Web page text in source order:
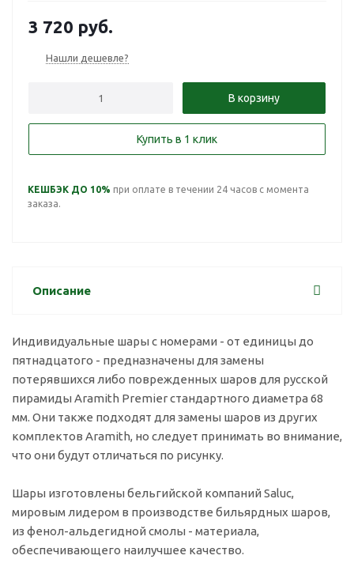
3 720 руб.
Нашли дешевле?
В корзину
Купить в 1 клик
КЕШБЭК ДО 10% при оплате в течении 24 часов с момента
заказа.
Описание
Индивидуальные шары с номерами - от единицы до
пятнадцатого - предназначены для замены
потерявшихся либо поврежденных шаров для русской
пирамиды Aramith Premier стандартного диаметра 68
мм. Они также подходят для замены шаров из других
комплектов Aramith, но следует принимать во внимание,
что они будут отличаться по рисунку.
Шары изготовлены бельгийской компаний Saluc,
мировым лидером в производстве бильярдных шаров,
из фенол-альдегидной смолы - материала,
обеспечивающего наилучшее качество.